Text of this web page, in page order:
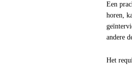
Een
horen,
andere
Het